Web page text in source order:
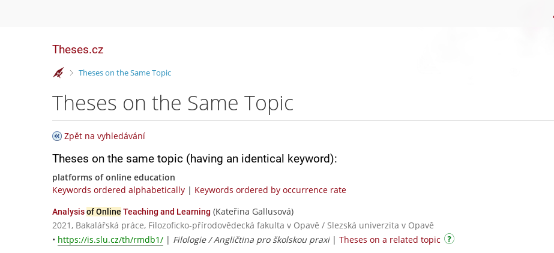
Theses.cz
>
Theses on the Same Topic
Theses on the Same Topic
Zpět na vyhledávání
Theses on the same topic (having an identical keyword):
platforms of online education
Keywords ordered alphabetically | Keywords ordered by occurrence rate
Analysisof Online Teaching and Learning (Kateřina Gallusová)
2021, Bakalářská práce, Filozoficko-přírodovědecká fakulta v Opavě / Slezská univerzita v Opavě
• https://is.slu.cz/th/rmdb1/ | Filologie / Angličtina pro školskou praxi| Theses on a related topic